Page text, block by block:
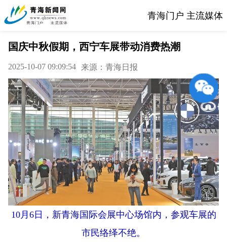
青海门户 主流媒体
国庆中秋假期，西宁车展带动消费热潮
2025-10-07 09:09:54 来源：青海日报
10月6日，新青海国际会展中心场馆内，参观车展的
市民络绎不绝。